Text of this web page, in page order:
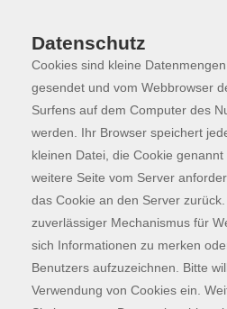
Skip to main content
Programm
Der Kurs konnte nicht
Datenschutz
Cookies sind kleine
gesendet und vom Webbrowser
Surfens auf dem Computer des
werden. Ihr Browser speichert
kleinen Datei, die Cookie
weitere Seite vom Server
das Cookie an den Server
zuverlässiger Mechanismus für
sich Informationen zu merken
Benutzers aufzuzeichnen. Bitte
Verwendung von Cookies ein.